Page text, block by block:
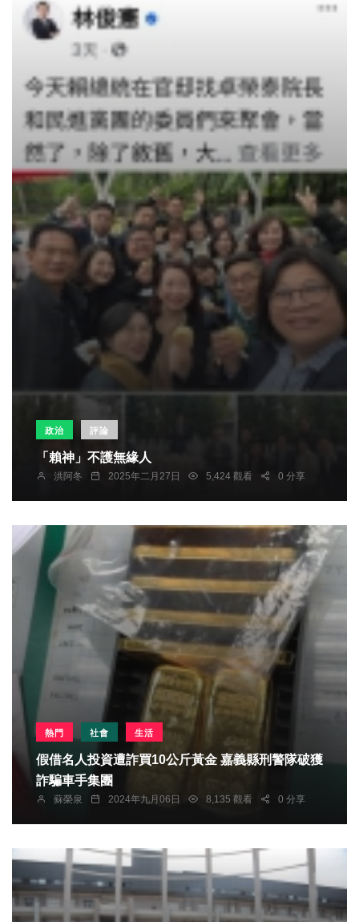
政治 評論
「賴神」不護無緣人
洪阿冬 2025年二月27日 5,424 觀看 0 分享
熱門 社會 生活
假借名人投資遭詐買10公斤黃金 嘉義縣刑警隊破獲
詐騙車手集團
蘇榮泉 2024年九月06日 8,135 觀看 0 分享